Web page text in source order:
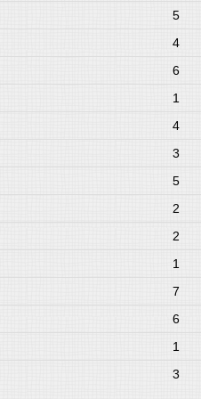
5
4
6
1
4
3
5
2
2
1
7
6
1
3